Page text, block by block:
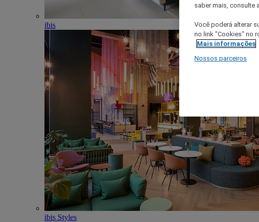
ibis
ibis Styles
saber mais, consulte
Você poderá alterar
no link "Cookies" no
Mais informações
Nossos parceiros